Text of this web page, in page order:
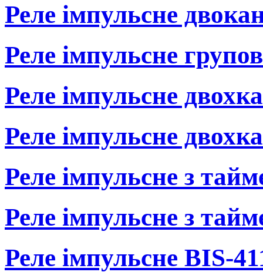
Реле імпульсне
Реле імпульсне
Реле імпульсне
Реле імпульсне
Реле імпульсне з
Реле імпульсне з
Реле імпульсне BIS-